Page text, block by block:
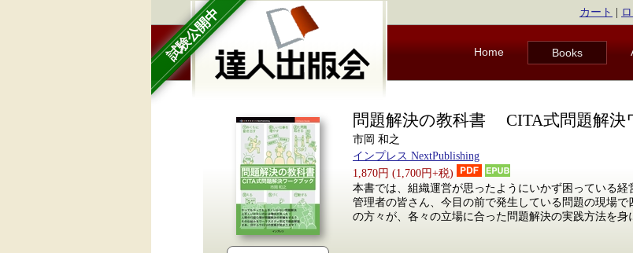
試験公開中 カート
Home Books
問題解決の教科書 CITA式問題解決
市岡 和之
インプレス NextPublishing
1,870円 (1,700円+税)
本書では、組織運営が思ったようにいかず困っている
管理者の皆さん、今目の前で発生している問題の現場
の方々が、各々の立場に合った問題解決の実践方法を身